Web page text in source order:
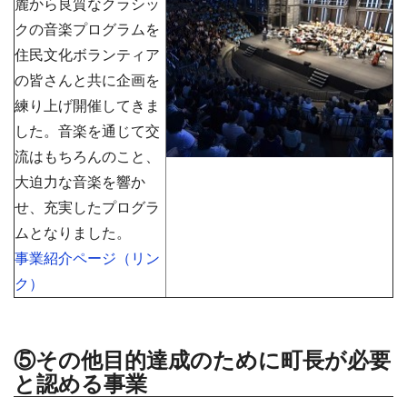
麓から良質なクラシッ
クの音楽プログラムを
住民文化ボランティア
の皆さんと共に企画を
練り上げ開催してきま
した。音楽を通じて交
流はもちろんのこと、
大迫力な音楽を響か
せ、充実したプログラ
ムとなりました。
事業紹介ページ（リン
ク）
⑤その他目的達成のために町長が必要
と認める事業